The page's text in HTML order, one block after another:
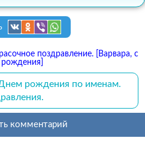
поздравление. [Варвара, с
рождения по именам.
комментарий